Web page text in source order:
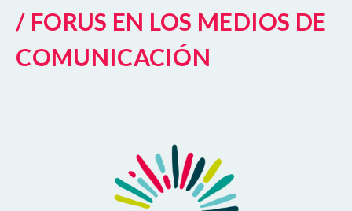
/ FORUS EN LOS MEDIOS DE
COMUNICACIÓN